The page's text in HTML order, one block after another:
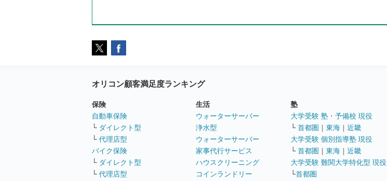
オリコン顧客満足度ランキング
保険
自動車保険
└ ダイレクト型
└ 代理店型
バイク保険
└ ダイレクト型
└ 代理店型
生活
ウォーターサーバー
浄水型
ウォーターサーバー
家事代行サービス
ハウスクリーニング
コインランドリー
塾
大学受験 塾・予備校 現役
└ 首都圏 ｜ 東海 ｜ 近畿
大学受験 個別指導塾 現役
└ 首都圏 ｜ 東海 ｜ 近畿
大学受験 難関大学特化型 現役
└首都圏